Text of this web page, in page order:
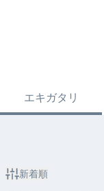
エキガタリ
新着順